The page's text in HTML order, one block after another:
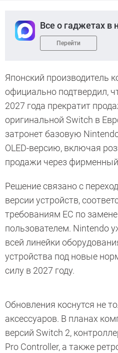
Все о гаджетах в
Перейти
Японский производитель
официально подтвердил,
2027 года прекратит
оригинальной Switch в
затронет базовую
OLED-версию, включая
продажи через
Решение связано с
версии устройств,
требованиям ЕС по
пользователем. Nintendo
всей линейки
устройства под новые
силу в 2027 году.
Обновления коснутся не
аксессуаров. В планах
версий Switch 2,
Pro Controller, а также